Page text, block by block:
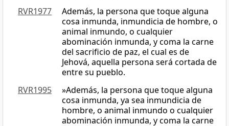
RVR1977
Además, la persona que toque alguna
cosa inmunda, inmundicia de hombre, o
animal inmundo, o cualquier
abominación inmunda, y coma la carne
del sacrificio de paz, el cual es de
Jehová, aquella persona será cortada de
entre su pueblo.
RVR1995
»Además, la persona que toque alguna
cosa inmunda, ya sea inmundicia de
hombre, o animal inmundo o cualquier
abominación inmunda, y coma la carne